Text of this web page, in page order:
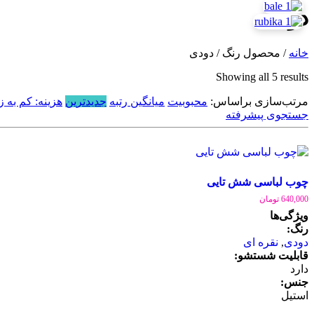
دودی
خانه / محصول رنگ / دودی
Showing all 5 results
latestمرتب‌سازی براساس: محبوبیت میانگین رتبه جدیدترین هزینه: کم به
جستجوی پیشرفته
چوب لباسی شش تایی
640,000 تومان
ویژگی‌ها
رنگ:
دودی, نقره ای
قابلیت شستشو:
دارد
جنس:
استیل